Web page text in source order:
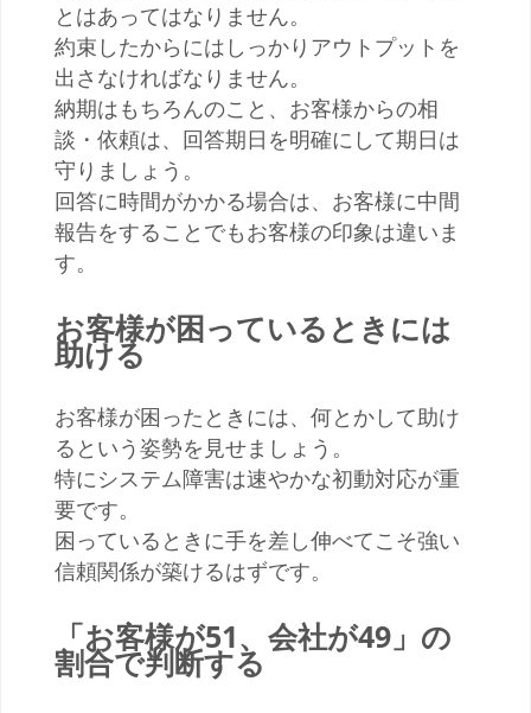
とはあってはなりません。
約束したからにはしっかりアウトプットを
出さなければなりません。
納期はもちろんのこと、お客様からの相
談・依頼は、回答期日を明確にして期日は
守りましょう。
回答に時間がかかる場合は、お客様に中間
報告をすることでもお客様の印象は違いま
す。
お客様が困っているときには
助ける
お客様が困ったときには、何とかして助け
るという姿勢を見せましょう。
特にシステム障害は速やかな初動対応が重
要です。
困っているときに手を差し伸べてこそ強い
信頼関係が築けるはずです。
「お客様が51、会社が49」の
割合で判断する